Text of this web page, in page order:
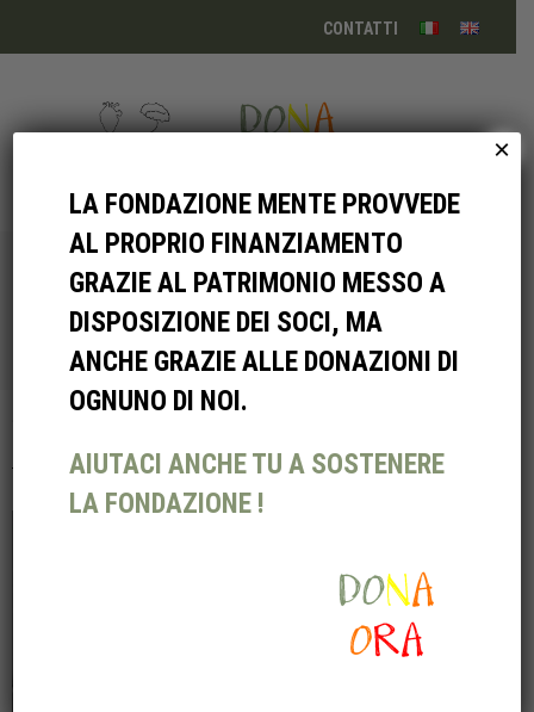
CONTATTI
Stampa
»Stampa
LA FONDAZIONE MENTE PROVVEDE
AL PROPRIO FINANZIAMENTO
GRAZIE AL PATRIMONIO MESSO A
DISPOSIZIONE DEI SOCI, MA
ANCHE GRAZIE ALLE DONAZIONI DI
OGNUNO DI NOI.
AIUTACI ANCHE TU A SOSTENERE
LA FONDAZIONE !
×